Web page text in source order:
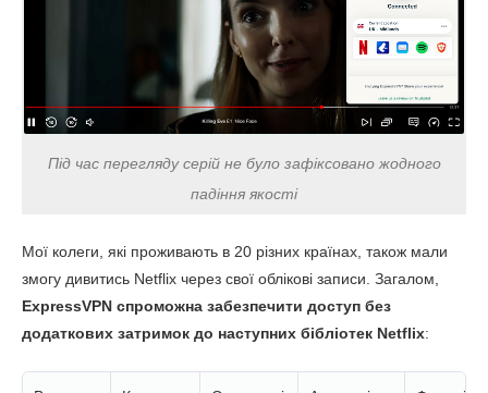
Під час перегляду серій не було зафіксовано жодного
падіння якості
Мої колеги, які проживають в 20 різних країнах, також мали
змогу дивитись Netflix через свої облікові записи. Загалом,
ExpressVPN спроможна забезпечити доступ без
додаткових затримок до наступних бібліотек Netflix: